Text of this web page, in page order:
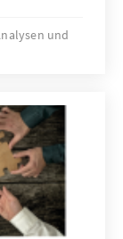
Ziel
und die
nur
und